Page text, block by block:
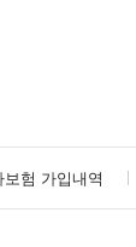
보험 가입내역